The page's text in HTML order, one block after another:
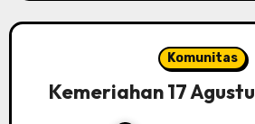
Komunitas
Kemeriahan 17